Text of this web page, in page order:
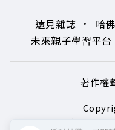
遠見雜誌 哈
未來親子學習平台
著作權
遠見天下文化出版